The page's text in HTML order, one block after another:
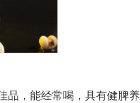
品，能经常喝，具有健脾养